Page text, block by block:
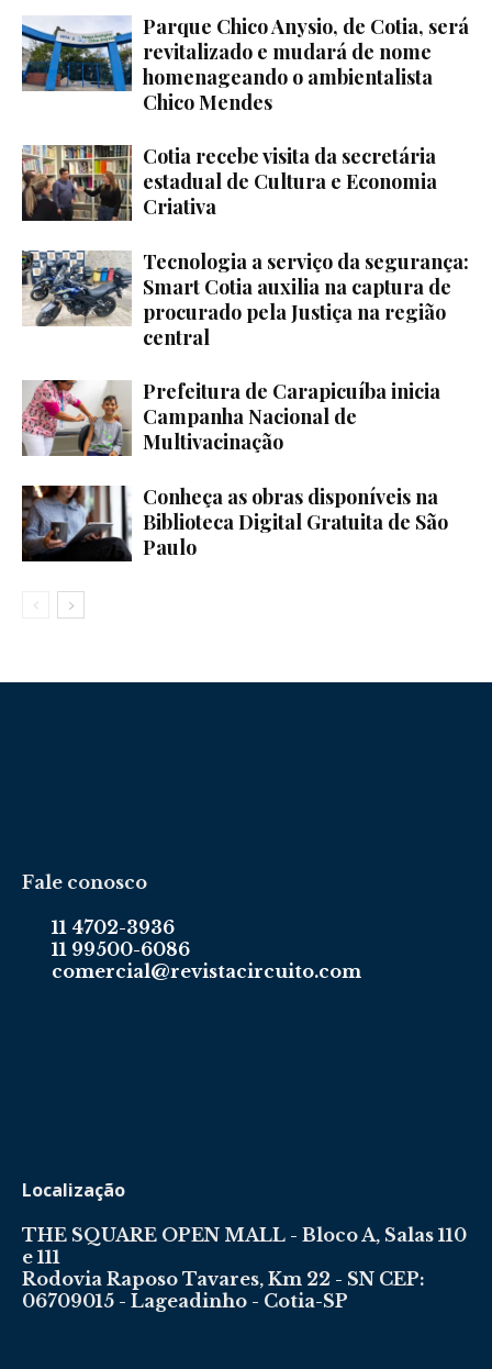
Parque Chico Anysio, de Cotia, será
revitalizado e mudará de nome
homenageando o ambientalista
Chico Mendes
Cotia recebe visita da secretária
estadual de Cultura e Economia
Criativa
Tecnologia a serviço da segurança:
Smart Cotia auxilia na captura de
procurado pela Justiça na região
central
Prefeitura de Carapicuíba inicia
Campanha Nacional de
Multivacinação
Conheça as obras disponíveis na
Biblioteca Digital Gratuita de São
Paulo
Fale conosco
11 4702-3936
11 99500-6086
comercial@revistacircuito.com
Localização
THE SQUARE OPEN MALL - Bloco A, Salas 110
e 111
Rodovia Raposo Tavares, Km 22 - SN CEP:
06709015 - Lageadinho - Cotia-SP